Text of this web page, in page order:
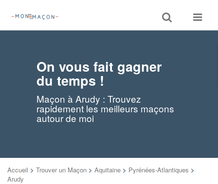
Toggle
search
Toggle
On vous fait gagner
du temps !
Maçon à Arudy : Trouvez
rapidement les meilleurs maçons
autour de moi
Accueil > Trouver un Maçon > Aquitaine > Pyrénées-Atlantiques >
Arudy